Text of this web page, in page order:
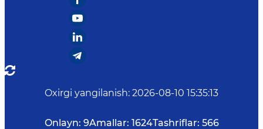
Oxirgi yangilanish: 2026-08-10 15:35:13
Onlayn: 9Amallar: 1624Tashriflar: 566